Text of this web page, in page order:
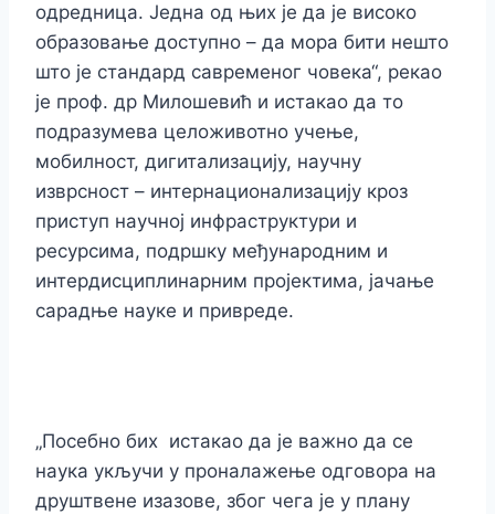
одредница. Једна од њих је да је високо
образовање доступно – да мора бити нешто
што је стандард савременог човека“, рекао
је проф. др Милошевић и истакао да то
подразумева целоживотно учење,
мобилност, дигитализацију, научну
изврсност – интернационализацију кроз
приступ научној инфраструктури и
ресурсима, подршку међународним и
интердисциплинарним пројектима, јачање
сарадње науке и привреде.
„Посебно бих истакао да је важно да се
наука укључи у проналажење одговора на
друштвене изазове, због чега је у плану